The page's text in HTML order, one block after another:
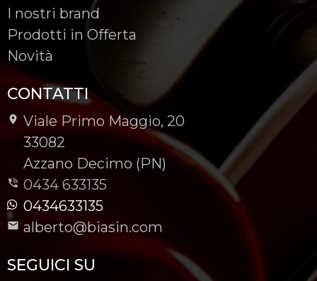
I nostri brand
Prodotti in Offerta
Novità
CONTATTI
Viale Primo Maggio, 20
-
33082
-
Azzano Decimo (PN)
0434 633135
0434633135
alberto@biasin.com
SEGUICI SU